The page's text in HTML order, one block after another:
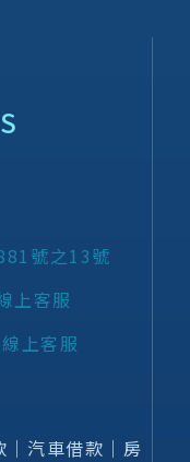
號之13號
上客服
上客服
│汽車借款│房